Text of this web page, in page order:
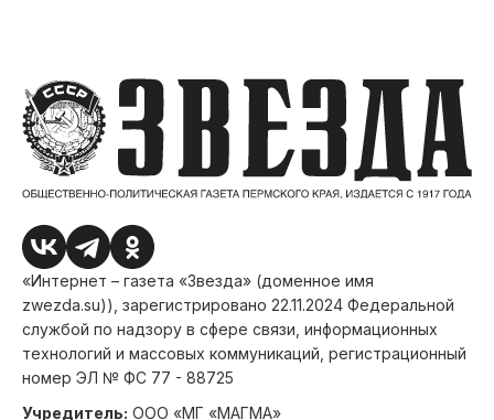
«Интернет – газета «Звезда» (доменное имя
zwezda.su)), зарегистрировано 22.11.2024 Федеральной
службой по надзору в сфере связи, информационных
технологий и массовых коммуникаций, регистрационный
номер ЭЛ № ФС 77 - 88725
Учредитель: ООО «МГ «МАГМА»